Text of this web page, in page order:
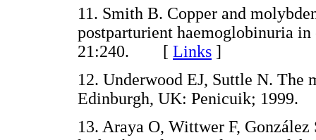
11. Smith B. Copper and
postparturient haemoglobinuria
21:240. [ Links ]
12. Underwood EJ, Suttle N.
Edinburgh, UK: Penicuik;
13. Araya O, Wittwer F,